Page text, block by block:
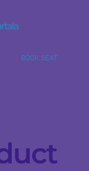
BOOK SEAT